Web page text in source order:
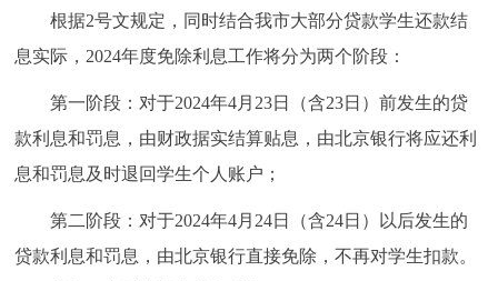
根据2号文规定，同时结合我市大部分贷款学生还款结
息实际，2024年度免除利息工作将分为两个阶段：
第一阶段：对于2024年4月23日（含23日）前发生的贷
款利息和罚息，由财政据实结算贴息，由北京银行将应还利
息和罚息及时退回学生个人账户；
第二阶段：对于2024年4月24日（含24日）以后发生的
贷款利息和罚息，由北京银行直接免除，不再对学生扣款。